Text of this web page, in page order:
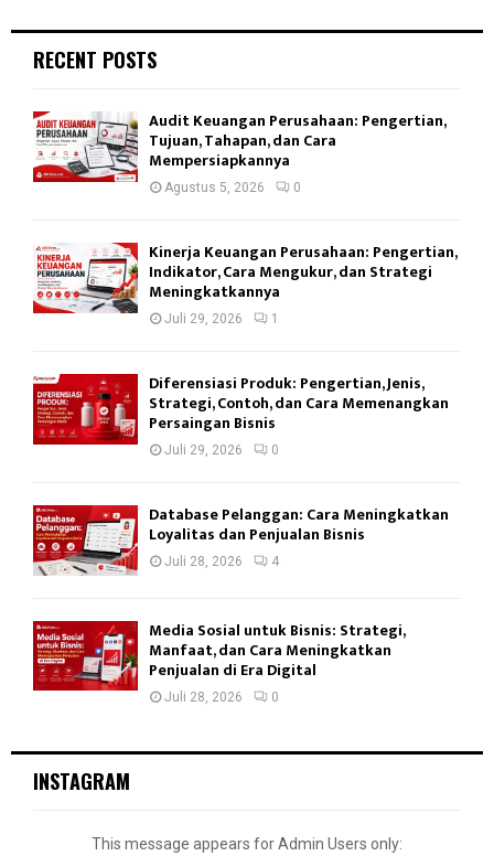
RECENT POSTS
Audit Keuangan Perusahaan: Pengertian,
Tujuan, Tahapan, dan Cara
Mempersiapkannya
Agustus 5, 2026 0
Kinerja Keuangan Perusahaan: Pengertian,
Indikator, Cara Mengukur, dan Strategi
Meningkatkannya
Juli 29, 2026 1
Diferensiasi Produk: Pengertian, Jenis,
Strategi, Contoh, dan Cara Memenangkan
Persaingan Bisnis
Juli 29, 2026 0
Database Pelanggan: Cara Meningkatkan
Loyalitas dan Penjualan Bisnis
Juli 28, 2026 4
Media Sosial untuk Bisnis: Strategi,
Manfaat, dan Cara Meningkatkan
Penjualan di Era Digital
Juli 28, 2026 0
INSTAGRAM
This message appears for Admin Users only: